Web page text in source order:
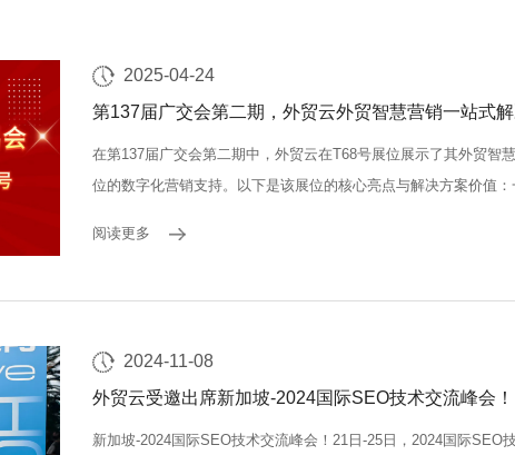
2025-04-24
第137届广交会第二期，外贸云外贸智慧营销一站式
在第137届广交会第二期中，外贸云在T68号展位展示了其外贸智
位的数字化营销支持。以下是该展位的核心亮点与解决方案价值
阅读更多
2024-11-08
外贸云受邀出席新加坡-2024国际SEO技术交流峰会！
新加坡-2024国际SEO技术交流峰会！21日-25日，2024国际SEO